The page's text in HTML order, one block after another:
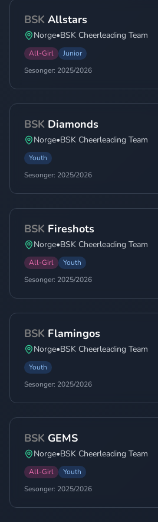
BSK Allstars
Norge•BSK Cheerleading Team
All-Girl
Junior
Sesonger: 2025/2026
BSK Diamonds
Norge•BSK Cheerleading Team
Youth
Sesonger: 2025/2026
BSK Fireshots
Norge•BSK Cheerleading Team
All-Girl
Youth
Sesonger: 2025/2026
BSK Flamingos
Norge•BSK Cheerleading Team
Youth
Sesonger: 2025/2026
BSK GEMS
Norge•BSK Cheerleading Team
All-Girl
Youth
Sesonger: 2025/2026